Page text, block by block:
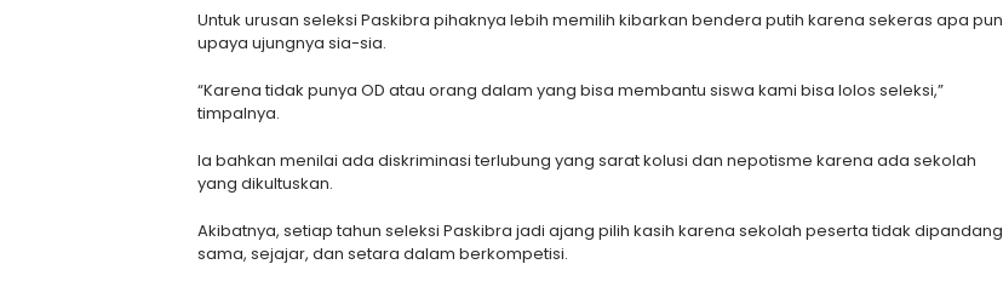
Untuk urusan seleksi Paskibra pihaknya lebih memilih kibarkan bendera putih karena sekeras apa pun
upaya ujungnya sia-sia.
“Karena tidak punya OD atau orang dalam yang bisa membantu siswa kami bisa lolos seleksi,”
timpalnya.
Ia bahkan menilai ada diskriminasi terlubung yang sarat kolusi dan nepotisme karena ada sekolah
yang dikultuskan.
Akibatnya, setiap tahun seleksi Paskibra jadi ajang pilih kasih karena sekolah peserta tidak dipandang
sama, sejajar, dan setara dalam berkompetisi.